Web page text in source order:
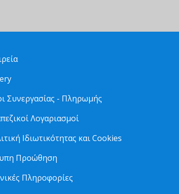
Συνεργασίας - Πληρωμής
Λογαριασμοί
Ιδιωτικότητας και Cookies
Προώθηση
Πληροφορίες